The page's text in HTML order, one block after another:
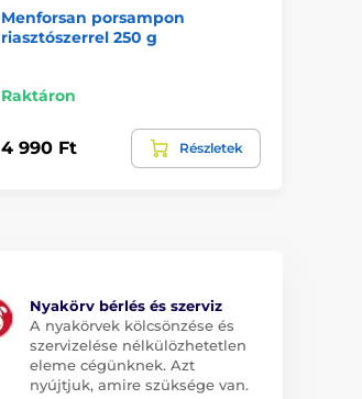
Menforsan porsampon
riasztószerrel 250 g
Raktáron
4 990 Ft Részletek
Nyakörv bérlés és szerviz
A nyakörvek kölcsönzése és
szervizelése nélkülözhetetlen
eleme cégünknek. Azt
nyújtjuk, amire szüksége van.